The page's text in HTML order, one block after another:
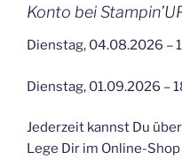
Konto bei
Dienstag, 04.08.2026 –
Dienstag, 01.09.2026 –
Jederzeit kannst Du
Lege Dir im Online-